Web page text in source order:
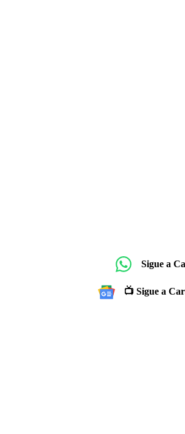
Sigue a
📺 Sigue a